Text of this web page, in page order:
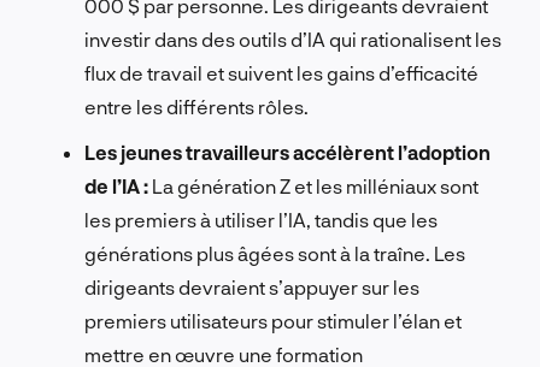
000 $ par personne. Les dirigeants devraient
investir dans des outils d’IA qui rationalisent les
flux de travail et suivent les gains d’efficacité
entre les différents rôles.
Les jeunes travailleurs accélèrent l’adoption
de l’IA : La génération Z et les milléniaux sont
les premiers à utiliser l’IA, tandis que les
générations plus âgées sont à la traîne. Les
dirigeants devraient s’appuyer sur les
premiers utilisateurs pour stimuler l’élan et
mettre en œuvre une formation